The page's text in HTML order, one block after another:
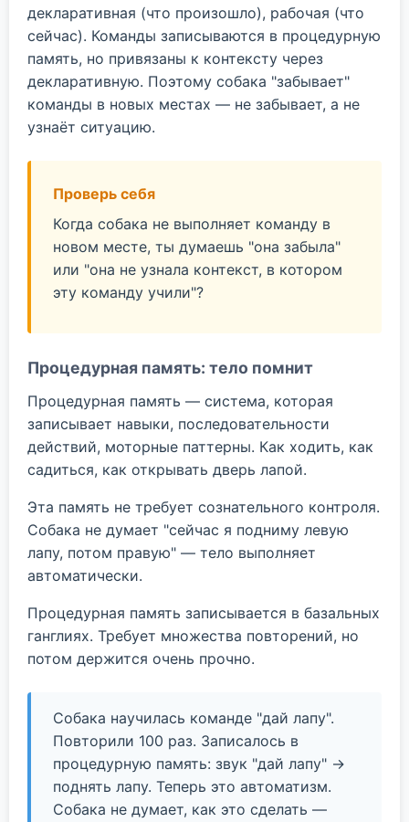
декларативная (что произошло), рабочая (что
сейчас). Команды записываются в процедурную
память, но привязаны к контексту через
декларативную. Поэтому собака "забывает"
команды в новых местах — не забывает, а не
узнаёт ситуацию.
Проверь себя
Когда собака не выполняет команду в
новом месте, ты думаешь "она забыла"
или "она не узнала контекст, в котором
эту команду учили"?
Процедурная память: тело помнит
Процедурная память — система, которая
записывает навыки, последовательности
действий, моторные паттерны. Как ходить, как
садиться, как открывать дверь лапой.
Эта память не требует сознательного контроля.
Собака не думает "сейчас я подниму левую
лапу, потом правую" — тело выполняет
автоматически.
Процедурная память записывается в базальных
ганглиях. Требует множества повторений, но
потом держится очень прочно.
Собака научилась команде "дай лапу".
Повторили 100 раз. Записалось в
процедурную память: звук "дай лапу" →
поднять лапу. Теперь это автоматизм.
Собака не думает, как это сделать —